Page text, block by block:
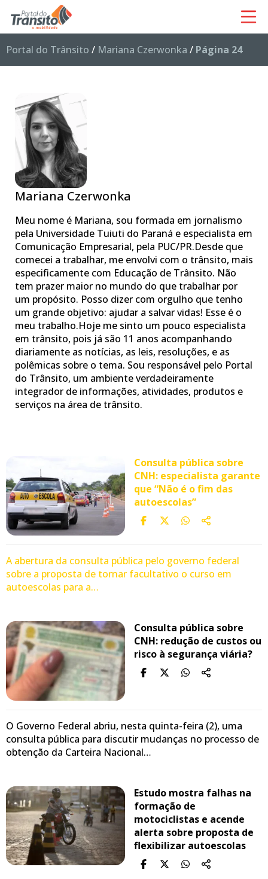
Portal do Trânsito / Mariana Czerwonka / Página 24
Mariana Czerwonka
Meu nome é Mariana, sou formada em jornalismo
pela Universidade Tuiuti do Paraná e especialista em
Comunicação Empresarial, pela PUC/PR.Desde que
comecei a trabalhar, me envolvi com o trânsito, mais
especificamente com Educação de Trânsito. Não
tem prazer maior no mundo do que trabalhar por
um propósito. Posso dizer com orgulho que tenho
um grande objetivo: ajudar a salvar vidas! Esse é o
meu trabalho.Hoje me sinto um pouco especialista
em trânsito, pois já são 11 anos acompanhando
diariamente as notícias, as leis, resoluções, e as
polêmicas sobre o tema. Sou responsável pelo Portal
do Trânsito, um ambiente verdadeiramente
integrador de informações, atividades, produtos e
serviços na área de trânsito.
Consulta pública sobre
CNH: especialista garante
que “Não é o fim das
autoescolas”
A abertura da consulta pública pelo governo federal
sobre a proposta de tornar facultativo o curso em
autoescolas para a…
Consulta pública sobre
CNH: redução de custos ou
risco à segurança viária?
O Governo Federal abriu, nesta quinta-feira (2), uma
consulta pública para discutir mudanças no processo de
obtenção da Carteira Nacional…
Estudo mostra falhas na
formação de
motociclistas e acende
alerta sobre proposta de
flexibilizar autoescolas